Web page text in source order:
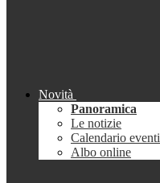
Novità
Panoramica
Le notizie
Calendario eventi
Albo online